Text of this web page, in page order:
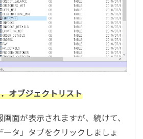
オブジェクトリスト
面が表示されますが、続けて、
タ」タブをクリックしましょ